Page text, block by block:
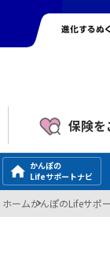
保険を
かんぽの
Lifeサポートナビ
ホームかんぽのLifeサポ